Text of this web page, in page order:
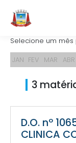
Selecione um
JAN FEV MAR ABR
3
D.O. nº
CLINICA